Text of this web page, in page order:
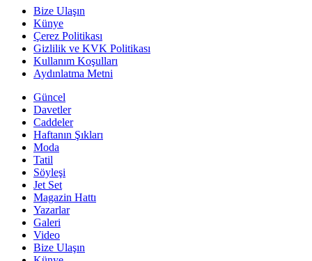
Bize Ulaşın
Künye
Çerez Politikası
Gizlilik ve KVK Politikası
Kullanım Koşulları
Aydınlatma Metni
Güncel
Davetler
Caddeler
Haftanın Şıkları
Moda
Tatil
Söyleşi
Jet Set
Magazin Hattı
Yazarlar
Galeri
Video
Bize Ulaşın